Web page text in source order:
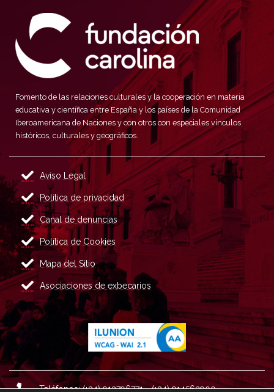
Fomento de las relaciones culturales y la cooperación en materia
educativa y científica entre España y los países de la Comunidad
Iberoamericana de Naciones y con otros con especiales vínculos
históricos, culturales y geográficos.
Aviso Legal
Política de privacidad
Canal de denuncias
Política de Cookies
Mapa del Sitio
Asociaciones de exbecarios
Teléfonos: (+34) 913796771 - (+34) 914562900